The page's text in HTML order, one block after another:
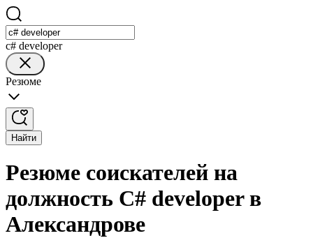
c# developer
Резюме
Найти
Резюме соискателей на
должность C# developer в
Александрове